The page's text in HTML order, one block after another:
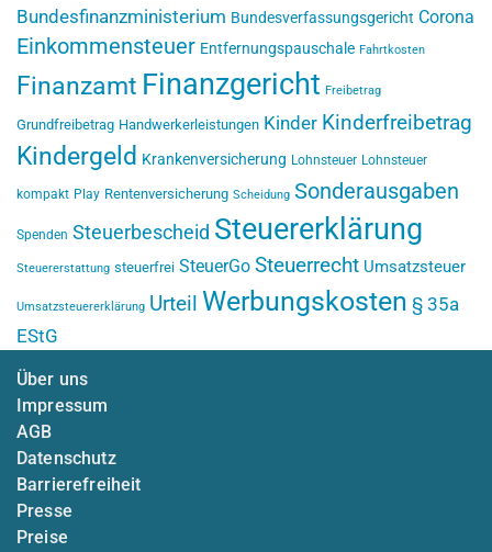
Bundesfinanzministerium Bundesverfassungsgericht Corona
Einkommensteuer Entfernungspauschale Fahrtkosten
Finanzamt Finanzgericht Freibetrag
Grundfreibetrag Handwerkerleistungen Kinder Kinderfreibetrag
Kindergeld Krankenversicherung Lohnsteuer Lohnsteuer
kompakt Play Rentenversicherung Scheidung Sonderausgaben
Spenden Steuerbescheid Steuererklärung
Steuererstattung steuerfrei SteuerGo Steuerrecht Umsatzsteuer
Umsatzsteuererklärung Urteil Werbungskosten § 35a
EStG
Über uns
Impressum
AGB
Datenschutz
Barrierefreiheit
Presse
Preise